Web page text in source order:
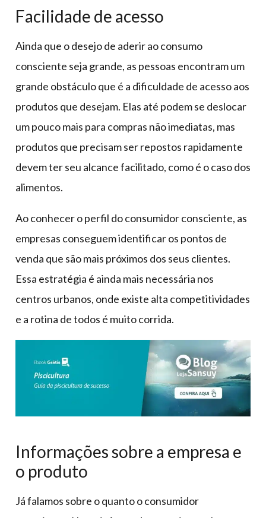
Facilidade de acesso
Ainda que o desejo de aderir ao consumo
consciente seja grande, as pessoas encontram um
grande obstáculo que é a dificuldade de acesso aos
produtos que desejam. Elas até podem se deslocar
um pouco mais para compras não imediatas, mas
produtos que precisam ser repostos rapidamente
devem ter seu alcance facilitado, como é o caso dos
alimentos.
Ao conhecer o perfil do consumidor consciente, as
empresas conseguem identificar os pontos de
venda que são mais próximos dos seus clientes.
Essa estratégia é ainda mais necessária nos
centros urbanos, onde existe alta competitividades
e a rotina de todos é muito corrida.
Informações sobre a empresa e
o produto
Já falamos sobre o quanto o consumidor